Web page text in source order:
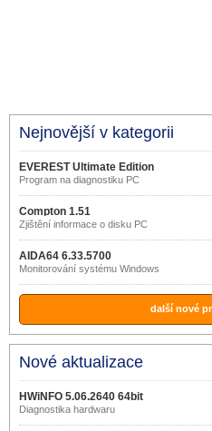
Nejnovější v kategorii
EVEREST Ultimate Edition
5.50.2100
Program na diagnostiku PC
Compton 1.51
Zjištění informace o disku PC
AIDA64 6.33.5700
Monitorování systému Windows
další nové
Nové aktualizace
HWiNFO 5.06.2640 64bit
Diagnostika hardwaru